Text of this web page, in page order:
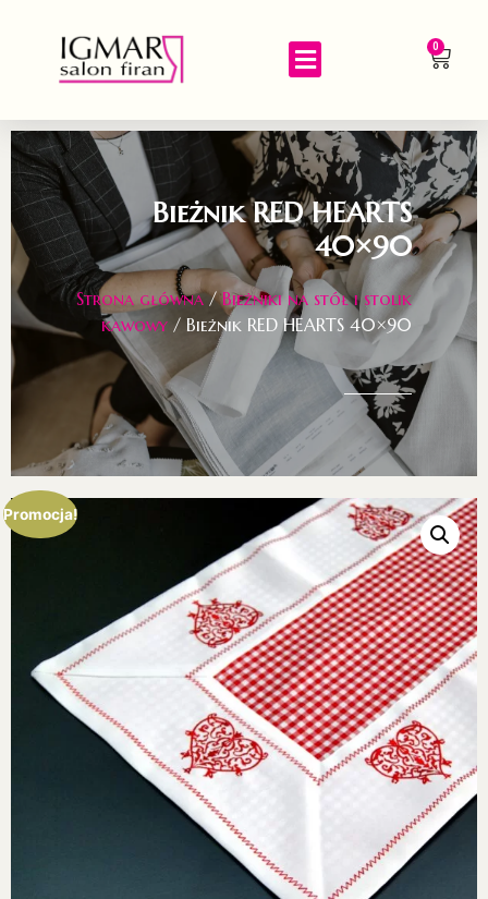
0
Bieżnik RED HEARTS
40×90
Strona główna/Bieżniki na stół i stolik
kawowy / Bieżnik RED HEARTS 40×90
Promocja!